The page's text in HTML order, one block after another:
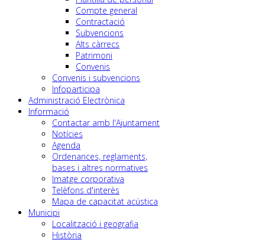
Compte general
Contractació
Subvencions
Alts càrrecs
Patrimoni
Convenis
Convenis i subvencions
Infoparticipa
Administració Electrònica
Informació
Contactar amb l'Ajuntament
Notícies
Agenda
Ordenances, reglaments,
bases i altres normatives
Imatge corporativa
Telèfons d'interès
Mapa de capacitat acústica
Municipi
Localització i geografia
Història